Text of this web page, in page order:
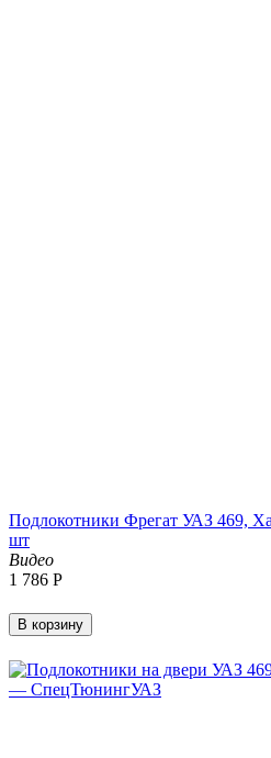
Подлокотники Фрегат УАЗ 469,
шт
Видео
1 786 Р
В корзину